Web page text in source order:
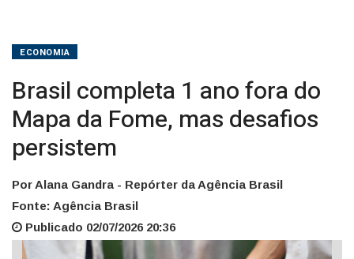
ECONOMIA
Brasil completa 1 ano fora do
Mapa da Fome, mas desafios
persistem
Por Alana Gandra - Repórter da Agência Brasil
Fonte: Agência Brasil
Publicado 02/07/2026 20:36